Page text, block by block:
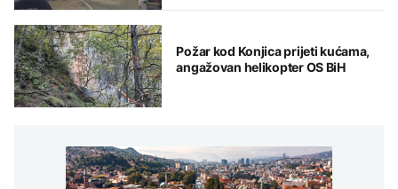
Požar kod Konjica prijeti kućama,
angažovan helikopter OS BiH